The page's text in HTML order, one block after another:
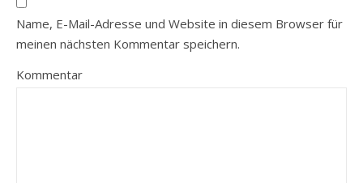
Name, E-Mail-Adresse und Website in diesem Browser für
meinen nächsten Kommentar speichern.
Kommentar